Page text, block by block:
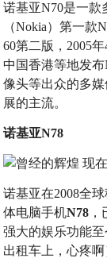
诺基亚N70是一款
（Nokia）第一款
60第二版，2005
中国香港等地发
像头等出众的多
展的主流。
诺基亚N78
诺基亚在2008全
体电脑手机N78
强大的娱乐功能
出租车上，心疼啊